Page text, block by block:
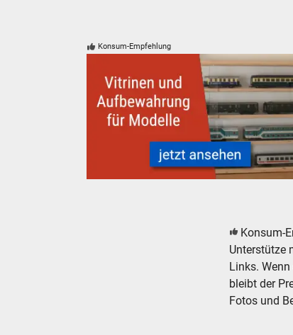
Konsum-Empfehlung
Konsum-
Unterstütze
Links.
bleibt der
Fotos und